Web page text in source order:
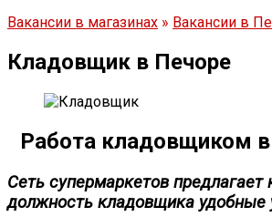
Вакансии в магазинах » Вакансии в
Кладовщик в Печоре
Работа кладовщиком
Сеть супермаркетов предлагает
должность кладовщика удобные